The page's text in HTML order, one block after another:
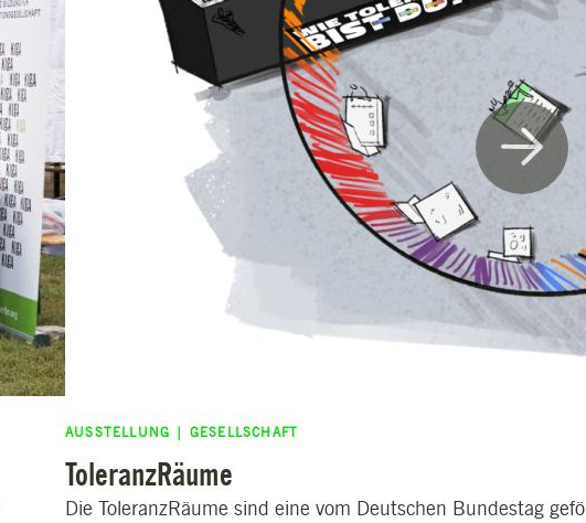
AUSSTELLUNG | GESELLSCHAFT
ToleranzRäume
Die ToleranzRäume sind eine vom Deutschen Bundestag